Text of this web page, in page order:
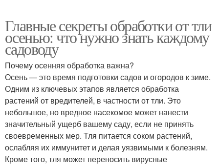
Главные секреты обработки от тли
осенью: что нужно знать каждому
садоводу
Почему осенняя обработка важна?
Осень — это время подготовки садов и огородов к зиме.
Одним из ключевых этапов является обработка
растений от вредителей, в частности от тли. Это
небольшое, но вредное насекомое может нанести
значительный ущерб вашему саду, если не принять
своевременных мер. Тля питается соком растений,
ослабляя их иммунитет и делая уязвимыми к болезням.
Кроме того, тля может переносить вирусные